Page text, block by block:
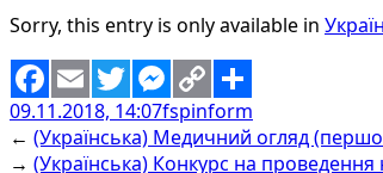
Sorry, this entry is only available in
Facebook
EmailTwitterMessenger
Copy
Link
Share
09.11.2018, 14:07fspinform
← (Українська) Медичний огляд
→ (Українська) Конкурс на